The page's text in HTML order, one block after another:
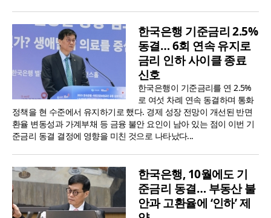
한국은행 기준금리 2.5%
동결… 6회 연속 유지로
금리 인하 사이클 종료
신호
한국은행이 기준금리를 연 2.5%
로 여섯 차례 연속 동결하며 통화
정책을 현 수준에서 유지하기로 했다. 경제 성장 전망이 개선된 반면
환율 변동성과 가계부채 등 금융 불안 요인이 남아 있는 점이 이번 기
준금리 동결 결정에 영향을 미친 것으로 나타났다...
한국은행, 10월에도 기
준금리 동결… 부동산 불
안과 고환율에 ‘인하’ 제